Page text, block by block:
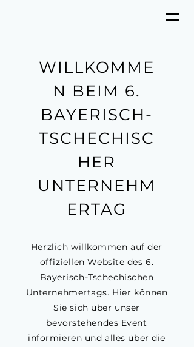
WILLKOMME
N BEIM 6.
BAYERISCH-
TSCHECHISC
HER
UNTERNEHM
ERTAG
Herzlich willkommen auf der
offiziellen Website des 6.
Bayerisch-Tschechischen
Unternehmertags. Hier können
Sie sich über unser
bevorstehendes Event
informieren und alles über die